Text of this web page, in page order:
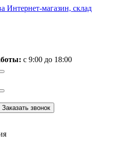
Интернет-магазин, склад
с 9:00 до 18:00
Заказать звонок